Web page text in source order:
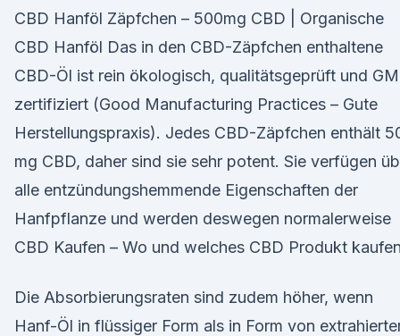
CBD Hanföl Zäpfchen – 500mg CBD | Organische
CBD Hanföl Das in den CBD-Zäpfchen enthaltene
CBD-Öl ist rein ökologisch, qualitätsgeprüft und
zertifiziert (Good Manufacturing Practices – Gute
Herstellungspraxis). Jedes CBD-Zäpfchen enthält
mg CBD, daher sind sie sehr potent. Sie verfügen
alle entzündungshemmende Eigenschaften der
Hanfpflanze und werden deswegen normalerweise
CBD Kaufen – Wo und welches CBD Produkt
Die Absorbierungsraten sind zudem höher, wenn
Hanf-Öl in flüssiger Form als in Form von